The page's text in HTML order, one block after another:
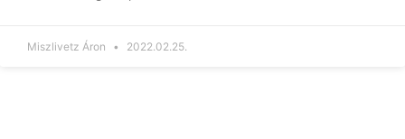
Miszlivetz Áron 2022.02.25.